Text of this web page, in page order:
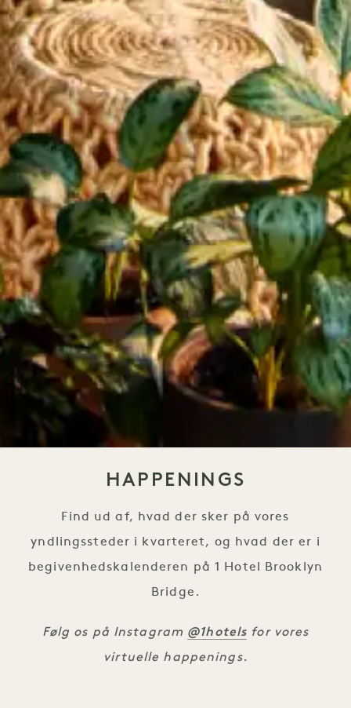
HAPPENINGS
Find ud af, hvad der sker på vores
yndlingssteder i kvarteret, og hvad der er i
begivenhedskalenderen på 1 Hotel Brooklyn
Bridge.
Følg os på Instagram @1hotels for vores
virtuelle happenings.